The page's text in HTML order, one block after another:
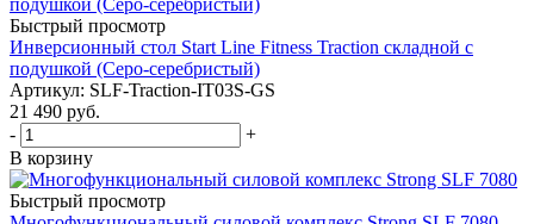
Быстрый просмотр
Инверсионный стол Start Line Fitness Traction складной с
подушкой (Серо-серебристый)
Артикул: SLF-Traction-IT03S-GS
21 490 руб.
-
+
В корзину
Быстрый просмотр